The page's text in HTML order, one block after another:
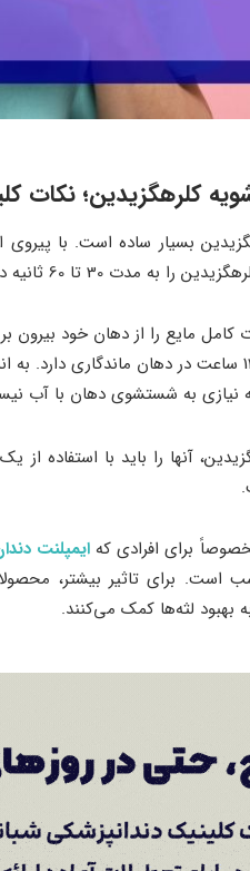
کلرهگزیدین؛ نکات
شود. نکات کلیدی مهم مصرف کلرهگزیدین شامل موارد زی است:
مایع را از دهان خود بیرون بریزید.
نیازی به شستشوی دهان با آب
آنها را باید با استفاده
برای افرادی کهایمپلنت
است. برای تاثیر بیشتر،
بهبود لثه‌ها کمک می‌کنند.